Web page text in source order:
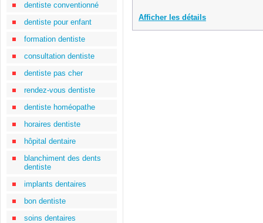
dentiste conventionné
dentiste pour enfant
formation dentiste
consultation dentiste
dentiste pas cher
rendez-vous dentiste
dentiste homéopathe
horaires dentiste
hôpital dentaire
blanchiment des dents
dentiste
implants dentaires
bon dentiste
soins dentaires
Afficher les détails